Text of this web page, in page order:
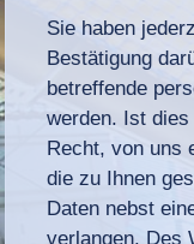
Sie haben
Bestätigung
betreffende
werden. Ist
Recht, von uns
die zu Ihnen
Daten nebst
verlangen. Des